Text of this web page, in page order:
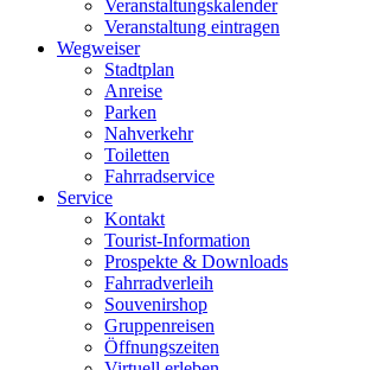
Veranstaltungskalender
Veranstaltung eintragen
Wegweiser
Stadtplan
Anreise
Parken
Nahverkehr
Toiletten
Fahrradservice
Service
Kontakt
Tourist-Information
Prospekte & Downloads
Fahrradverleih
Souvenirshop
Gruppenreisen
Öffnungszeiten